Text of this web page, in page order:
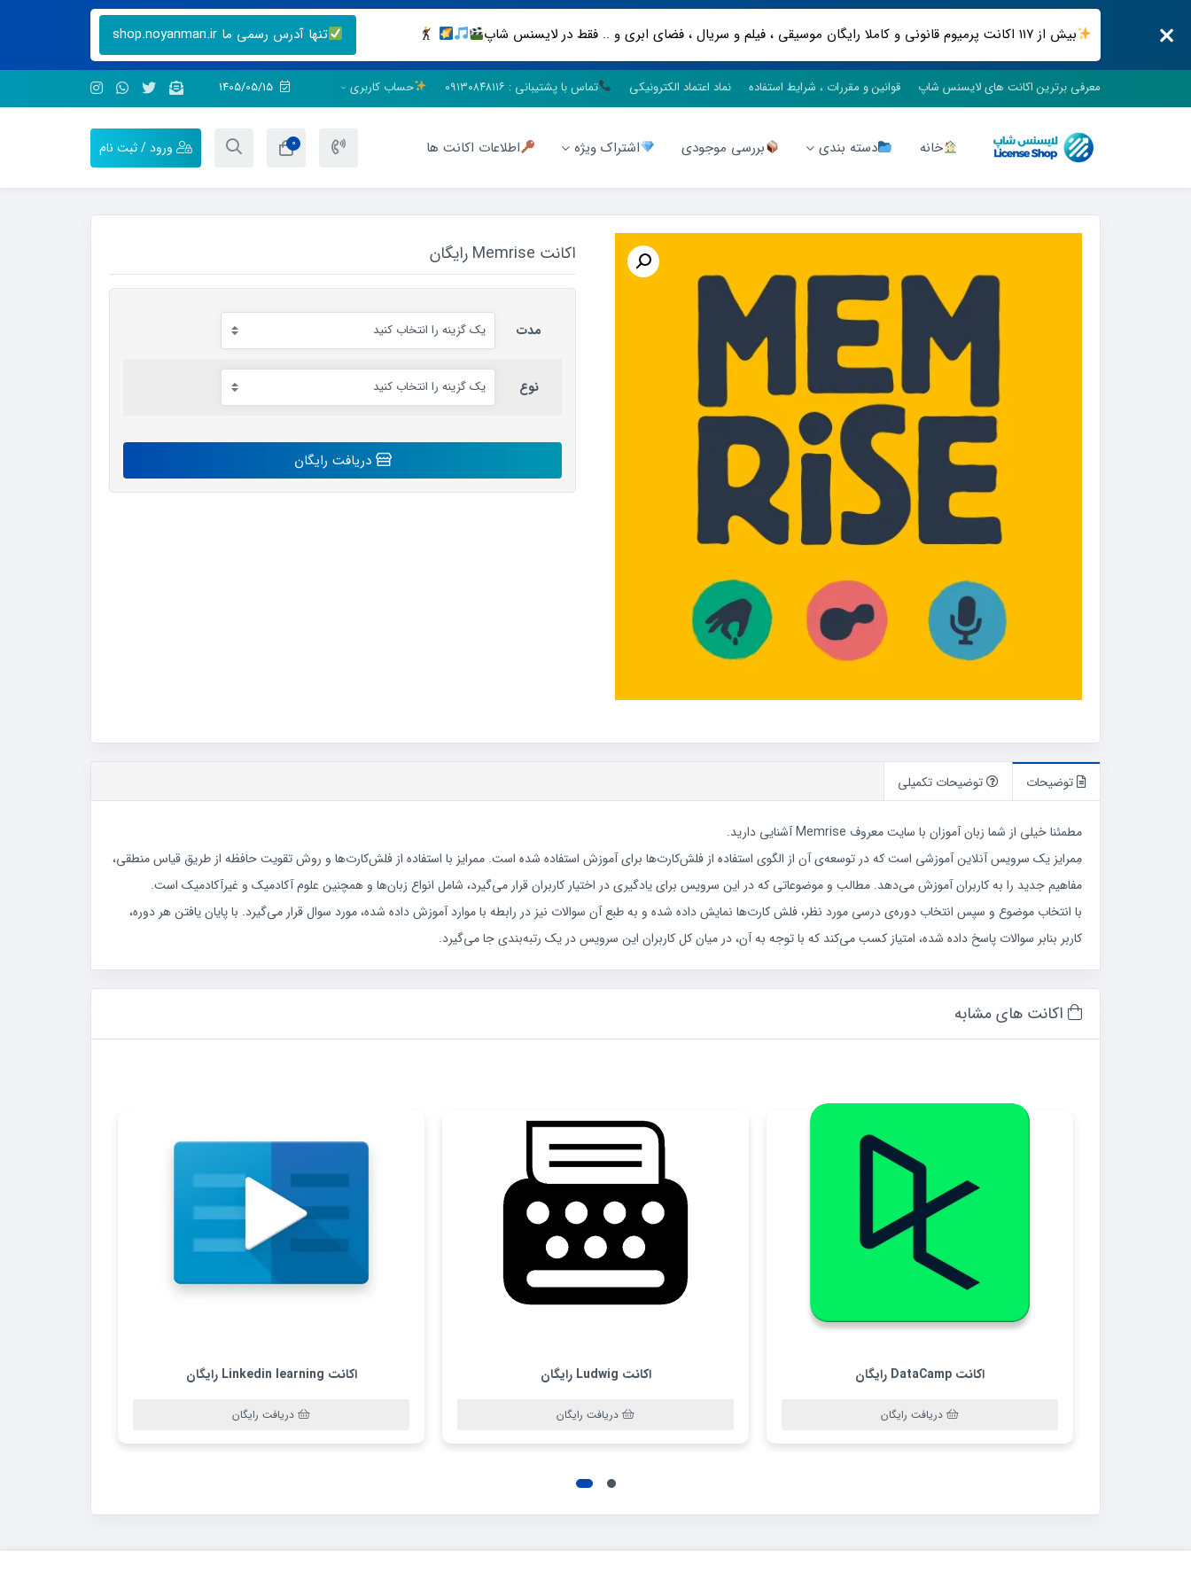
بیش از ۱۱۷ اکانت پرمیوم قانونی و کاملا رایگان موسیقی ، فیلم و سریال ، فضای ابری و .. فقط در لایسنس شاپ تنها آدرس رسمی ما shop.noyanman.ir
معرفی برترین اکانت های لایسنس شاپ قوانین و مقررات ، شرایط استفاده نماد اعتماد الکترونیکی تماس با پشتیبانی : ۰۹۱۳۰۸۴۸۱۱۶ حساب کاربری
خانه دسته بندی بررسی موجودی اشتراک ویژه اطلاعات اکانت ها ورود / ثبت نام 0
اکانت Memrise رایگان
مدت
نوع
اکانت
رایگان
دریافت رایگان
توضیحات توضیحات تکمیلی
مطمئنا خیلی از شما زبان آموزان با سایت معروف Memrise آشنایی دارید.
مِمرایز یک سرویس آنلاین آموزشی است که در توسعه‌ی آن از الگوی استفاده از فلش‌کارت‌ها برای آموزش استفاده شده است. ممرایز با استفاده از فلش‌کارت‌ها و روش تقویت حافظه از طریق قیاس منطقی،
مفاهیم جدید را به کاربران آموزش می‌دهد. مطالب و موضوعاتی که در این سرویس برای یادگیری در اختیار کاربران قرار می‌گیرد، شامل انواع زبان‌ها و همچنین علوم آکادمیک و غیرآکادمیک است.
با انتخاب موضوع و سپس انتخاب دوره‌ی درسی مورد نظر، فلش کارت‌ها نمایش داده شده و به طبع آن سوالات نیز در رابطه با موارد آموزش داده شده، مورد سوال قرار می‌گیرد. با پایان یافتن هر دوره،
کاربر بنابر سوالات پاسخ داده شده، امتیاز کسب می‌کند که با توجه به آن، در میان کل کاربران این سرویس در یک رتبه‌بندی جا می‌گیرد.
اکانت های مشابه
اکانت DataCamp رایگان
دریافت رایگان
اکانت Ludwig رایگان
دریافت رایگان
اکانت Linkedin learning رایگان
دریافت رایگان